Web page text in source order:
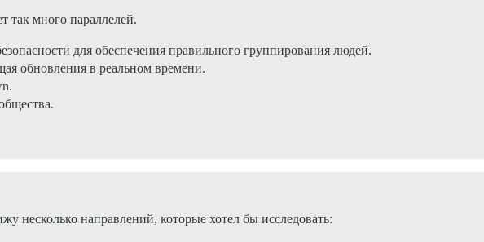
так много параллелей.
для обеспечения правильного группирования людей.
обновления в реальном времени.
несколько направлений, которые хотел бы исследовать: